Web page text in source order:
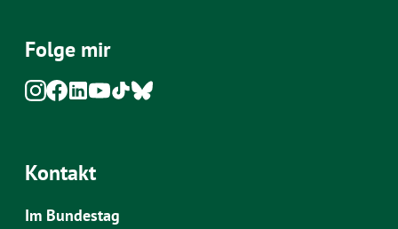
Folge mir
Kontakt
Im Bundestag